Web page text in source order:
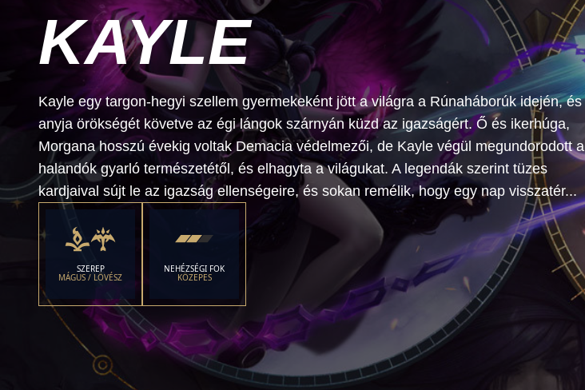
KAYLE
Kayle egy targon-hegyi szellem gyermekeként jött a világra a Rúnaháborúk idején, és
anyja örökségét követve az égi lángok szárnyán küzd az igazságért. Ő és ikerhúga,
Morgana hosszú évekig voltak Demacia védelmezői, de Kayle végül megundorodott a
halandók gyarló természetétől, és elhagyta a világukat. A legendák szerint tüzes
kardjaival sújt le az igazság ellenségeire, és sokan remélik, hogy egy nap visszatér...
SZEREP
MÁGUS / LÖVÉSZ
NEHÉZSÉGI FOK
KÖZEPES